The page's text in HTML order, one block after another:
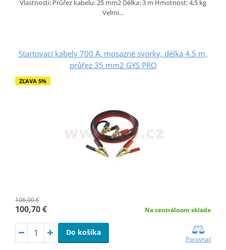
Vlastnosti: Průřez kabelu: 25 mm2 Délka: 3 m Hmotnost: 4,5 kg
Velmi…
Startovací kabely 700 A, mosazné svorky, délka 4.5 m,
průřez 35 mm2 GYS PRO
ZĽAVA 5%
106,00 €
100,70 € Na centrálnom sklade
Do košíka
Porovnať